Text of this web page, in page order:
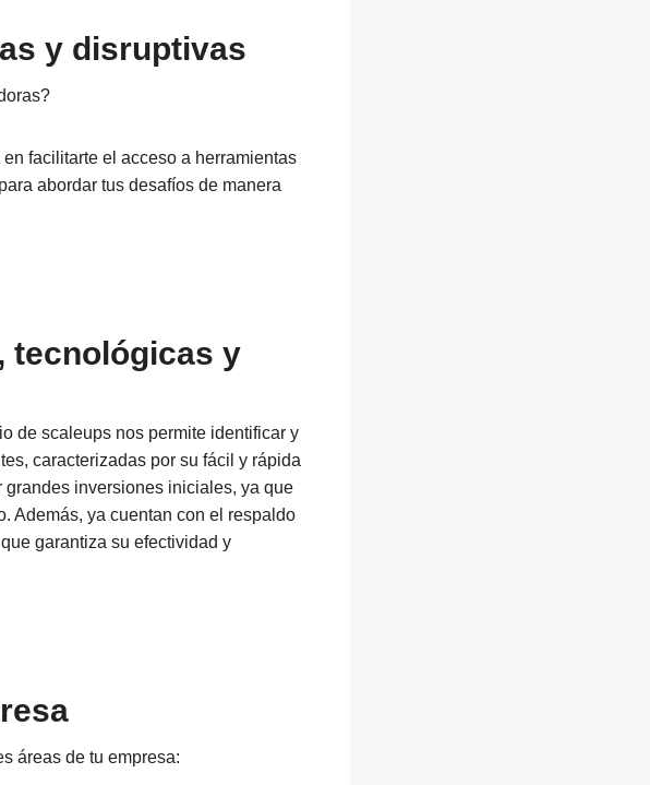
y disruptivas
facilitarte el acceso a herramientas
abordar tus desafíos de manera
tecnológicas y
de scaleups nos permite identificar y
caracterizadas por su fácil y rápida
inversiones iniciales, ya que
Además, ya cuentan con el respaldo
garantiza su efectividad y
áreas de tu empresa: